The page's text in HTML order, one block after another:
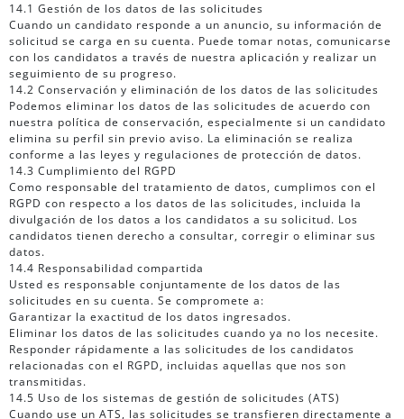
14.1 Gestión de los datos de las solicitudes
Cuando un candidato responde a un anuncio, su información de
solicitud se carga en su cuenta. Puede tomar notas, comunicarse
con los candidatos a través de nuestra aplicación y realizar un
seguimiento de su progreso.
14.2 Conservación y eliminación de los datos de las solicitudes
Podemos eliminar los datos de las solicitudes de acuerdo con
nuestra política de conservación, especialmente si un candidato
elimina su perfil sin previo aviso. La eliminación se realiza
conforme a las leyes y regulaciones de protección de datos.
14.3 Cumplimiento del RGPD
Como responsable del tratamiento de datos, cumplimos con el
RGPD con respecto a los datos de las solicitudes, incluida la
divulgación de los datos a los candidatos a su solicitud. Los
candidatos tienen derecho a consultar, corregir o eliminar sus
datos.
14.4 Responsabilidad compartida
Usted es responsable conjuntamente de los datos de las
solicitudes en su cuenta. Se compromete a:
Garantizar la exactitud de los datos ingresados.
Eliminar los datos de las solicitudes cuando ya no los necesite.
Responder rápidamente a las solicitudes de los candidatos
relacionadas con el RGPD, incluidas aquellas que nos son
transmitidas.
14.5 Uso de los sistemas de gestión de solicitudes (ATS)
Cuando use un ATS, las solicitudes se transfieren directamente a